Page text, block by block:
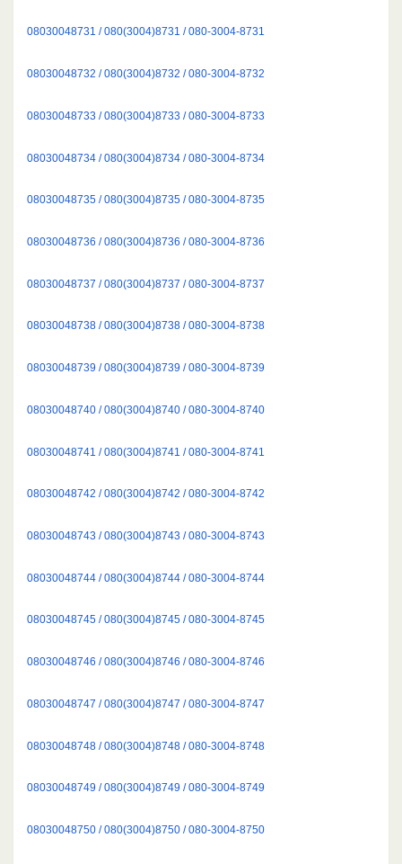
08030048731 / 080(3004)8731 / 080-3004-8731
08030048732 / 080(3004)8732 / 080-3004-8732
08030048733 / 080(3004)8733 / 080-3004-8733
08030048734 / 080(3004)8734 / 080-3004-8734
08030048735 / 080(3004)8735 / 080-3004-8735
08030048736 / 080(3004)8736 / 080-3004-8736
08030048737 / 080(3004)8737 / 080-3004-8737
08030048738 / 080(3004)8738 / 080-3004-8738
08030048739 / 080(3004)8739 / 080-3004-8739
08030048740 / 080(3004)8740 / 080-3004-8740
08030048741 / 080(3004)8741 / 080-3004-8741
08030048742 / 080(3004)8742 / 080-3004-8742
08030048743 / 080(3004)8743 / 080-3004-8743
08030048744 / 080(3004)8744 / 080-3004-8744
08030048745 / 080(3004)8745 / 080-3004-8745
08030048746 / 080(3004)8746 / 080-3004-8746
08030048747 / 080(3004)8747 / 080-3004-8747
08030048748 / 080(3004)8748 / 080-3004-8748
08030048749 / 080(3004)8749 / 080-3004-8749
08030048750 / 080(3004)8750 / 080-3004-8750